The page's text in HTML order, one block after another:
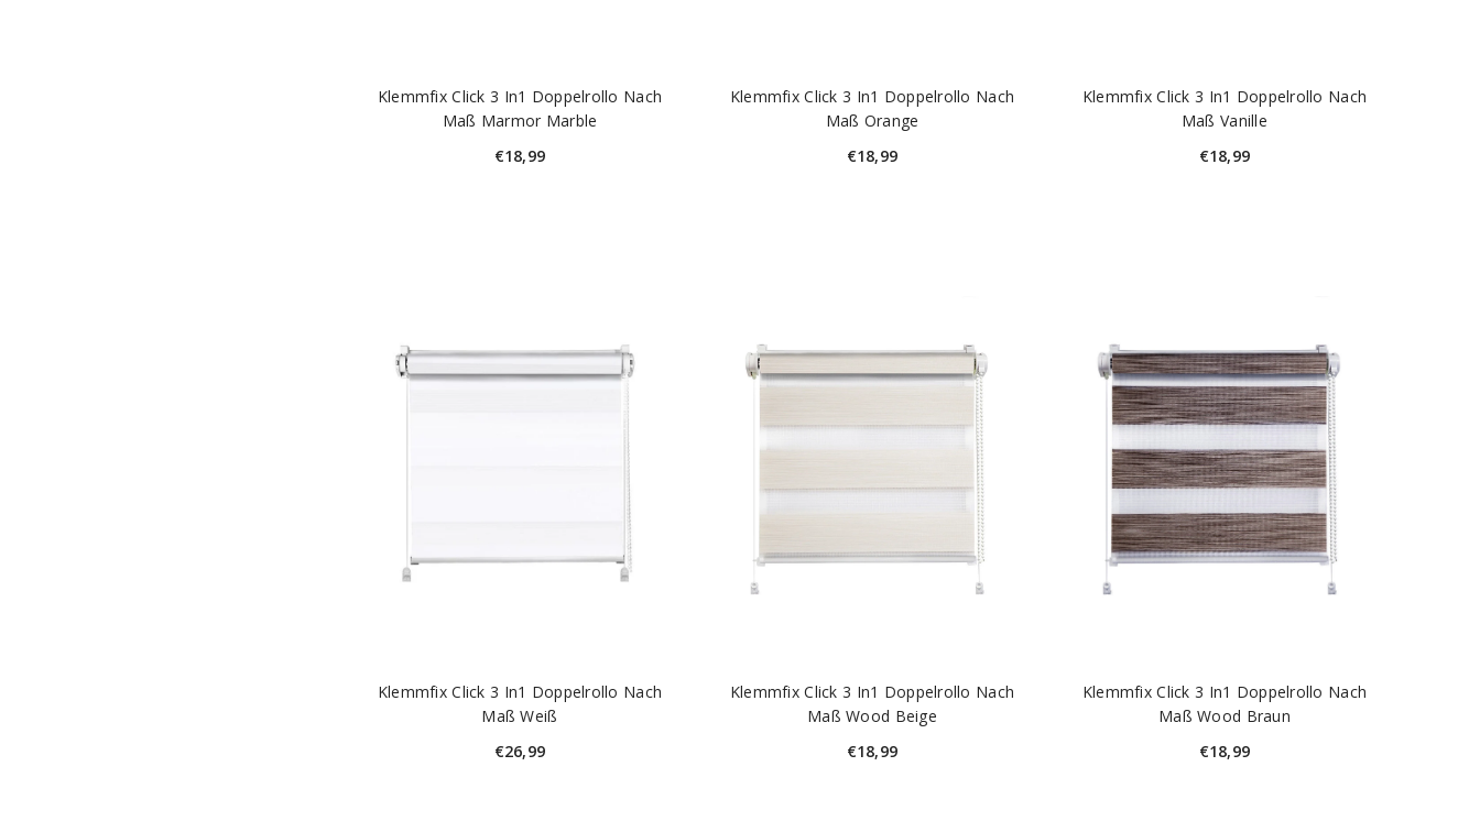
Klemmfix Click 3 In1 Doppelrollo Nach
Maß Marmor Marble
€18,99
Klemmfix Click 3 In1 Doppelrollo Nach
Maß Orange
€18,99
Klemmfix Click 3 In1 Doppelrollo Nach
Maß Vanille
€18,99
Klemmfix Click 3 In1 Doppelrollo Nach
Maß Weiß
€26,99
Klemmfix Click 3 In1 Doppelrollo Nach
Maß Wood Beige
€18,99
Klemmfix Click 3 In1 Doppelrollo Nach
Maß Wood Braun
€18,99